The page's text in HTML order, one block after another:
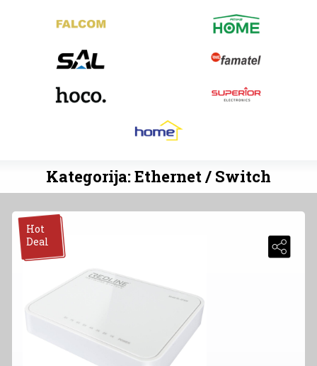
Kategorija: Ethernet / Switch
Hot
Deal